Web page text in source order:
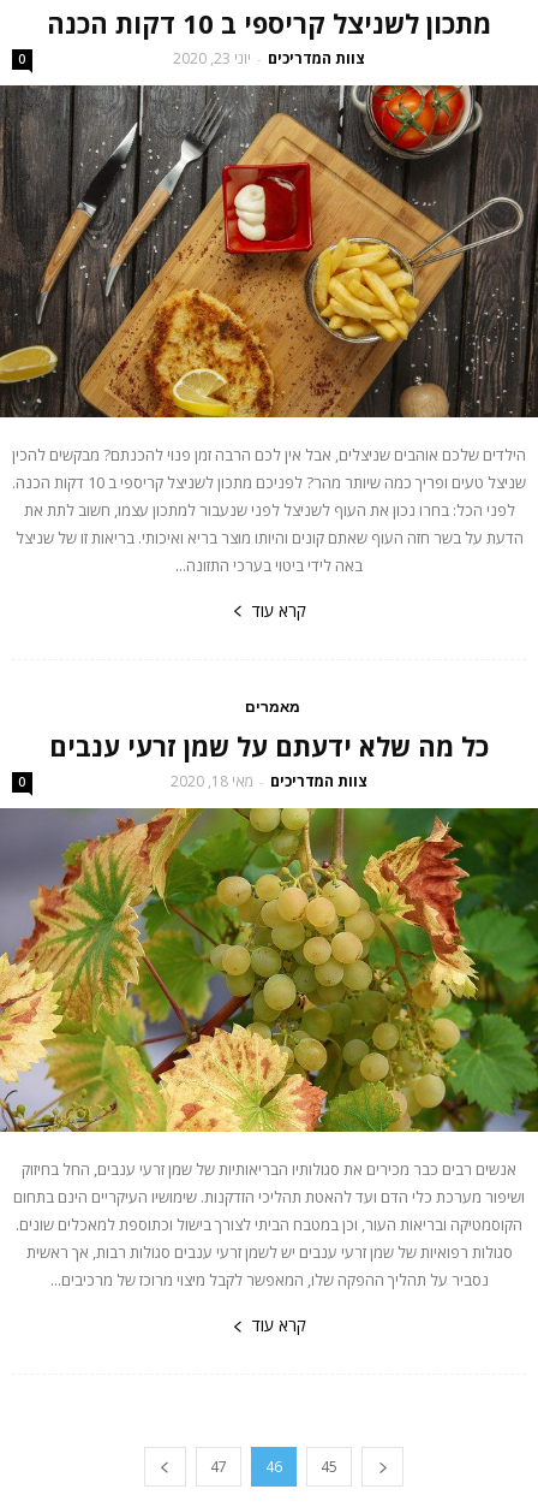
מתכון לשניצל קריספי ב 10 דקות הכנה
צוות המדריכים - יוני 23, 2020 0
הילדים שלכם אוהבים שניצלים, אבל אין לכם הרבה זמן פנוי להכנתם? מבקשים להכין
שניצל טעים ופריך כמה שיותר מהר? לפניכם מתכון לשניצל קריספי ב 10 דקות הכנה.
לפני הכל: בחרו נכון את העוף לשניצל לפני שנעבור למתכון עצמו, חשוב לתת את
הדעת על בשר חזה העוף שאתם קונים והיותו מוצר בריא ואיכותי. בריאות זו של שניצל
באה לידי ביטוי בערכי התזונה...
קרא עוד
מאמרים
כל מה שלא ידעתם על שמן זרעי ענבים
צוות המדריכים - מאי 18, 2020 0
אנשים רבים כבר מכירים את סגולותיו הבריאותיות של שמן זרעי ענבים, החל בחיזוק
ושיפור מערכת כלי הדם ועד להאטת תהליכי הזדקנות. שימושיו העיקריים הינם בתחום
הקוסמטיקה ובריאות העור, וכן במטבח הביתי לצורך בישול וכתוספת למאכלים שונים.
סגולות רפואיות של שמן זרעי ענבים יש לשמן זרעי ענבים סגולות רבות, אך ראשית
נסביר על תהליך ההפקה שלו, המאפשר לקבל מיצוי מרוכז של מרכיבים...
קרא עוד
45
46
47